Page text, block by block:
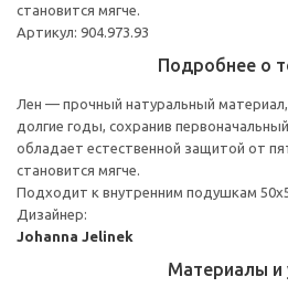
становится мягче.
Артикул: 904.973.93
Подробнее о
Лен — прочный натуральный
долгие годы, сохранив
обладает естественной защитой от
становится мягче.
Подходит к внутренним подушкам
Дизайнер:
Johanna Jelinek
Материалы и